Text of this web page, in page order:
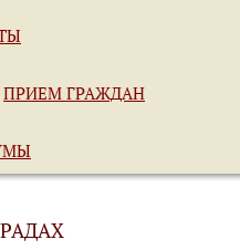
ПРИЕМ ГРАЖДАН